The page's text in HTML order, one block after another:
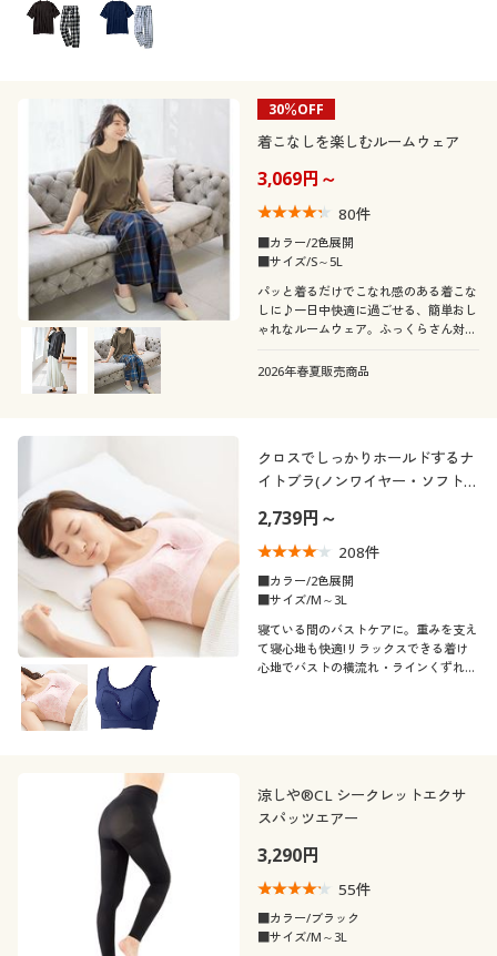
花柄
水玉・ドット柄 ワンポイント
刺繍 総柄
ボタニカル柄
襟・ネック
ハイネック
スキッパー Ｕネック
タートルネック
オープンカラー・開
襟
ノーカラー
ノースリーブ
フレンチスリーブ ラグランスリーブ
フレアスリーブ
コットン・綿100 ナイロン
レース ガーゼ
キルティング ウール
スウェット フリース
機能・特徴
ウォッシャブル(洗
える)
抗菌防臭
吸汗速乾 脇汗・汗取り
ＵＶカット・紫外線
消臭
撥水
シーン
旅行 スポーツ
テイスト
ナチュラル
着用感
年代
30代
40代 50代
夏
春 冬
価格
30％OFF
着こなしを楽しむルームウェア
3,069円～
80件
■カラー/2色展開
■サイズ/S～5L
パッと着るだけでこなれ感のある着こな
しに♪一日中快適に過ごせる、簡単おし
ゃれなルームウェア。ふっくらさん対応
2026年春夏販売商品
クロスでしっかりホールドするナ
イトブラ(ノンワイヤー・ソフトブ
2,739円～
208件
■カラー/2色展開
■サイズ/M～3L
寝ている間のバストケアに。重みを支え
て寝心地も快適!リラックスできる着け
心地でバストの横流れ・ラインくずれを
涼しや®CL シークレットエクサ
スパッツエアー
3,290円
55件
■カラー/ブラック
■サイズ/M～3L